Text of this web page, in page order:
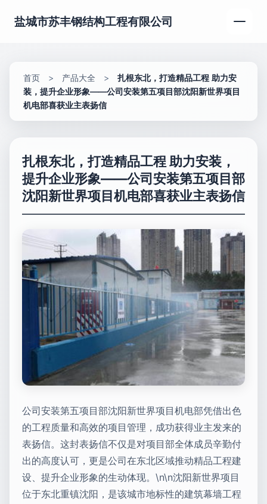
盐城市苏丰钢结构工程有限公司
首页 > 产品大全 >
扎根东北，打造精品工程 助力安
装，提升企业形象——公司安装第五项目部沈阳新世界项目
机电部喜获业主表扬信
扎根东北，打造精品工程 助力安装，
提升企业形象——公司安装第五项目部
沈阳新世界项目机电部喜获业主表扬信
公司安装第五项目部沈阳新世界项目机电部凭借出色
的工程质量和高效的项目管理，成功获得业主发来的
表扬信。这封表扬信不仅是对项目部全体成员辛勤付
出的高度认可，更是公司在东北区域推动精品工程建
设、提升企业形象的生动体现。\n\n沈阳新世界项目
位于东北重镇沈阳，是该城市地标性的建筑幕墙工程